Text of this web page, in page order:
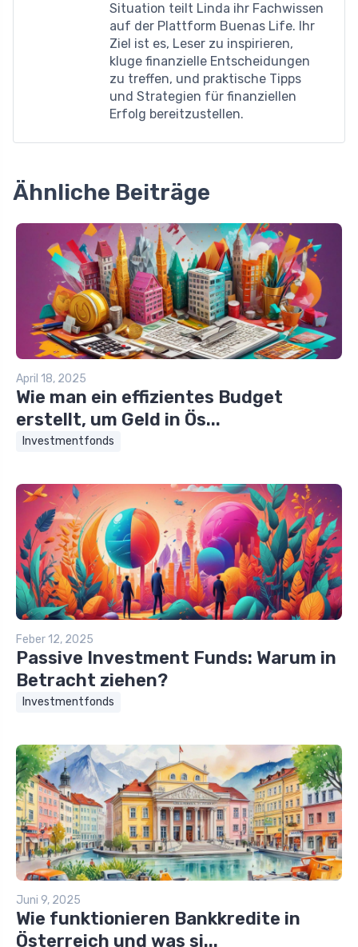
Situation teilt Linda ihr Fachwissen
auf der Plattform Buenas Life. Ihr
Ziel ist es, Leser zu inspirieren,
kluge finanzielle Entscheidungen
zu treffen, und praktische Tipps
und Strategien für finanziellen
Erfolg bereitzustellen.
Ähnliche Beiträge
April 18, 2025
Wie man ein effizientes Budget
erstellt, um Geld in Ös...
Investmentfonds
Feber 12, 2025
Passive Investment Funds: Warum in
Betracht ziehen?
Investmentfonds
Juni 9, 2025
Wie funktionieren Bankkredite in
Österreich und was si...